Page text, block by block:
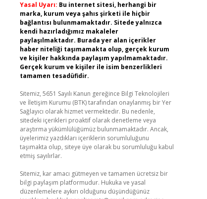
Yasal Uyarı: Bu internet sitesi, herhangi bir
marka, kurum veya şahıs şirketi ile hiçbir
bağlantısı bulunmamaktadır. Sitede yalnızca
kendi hazırladığımız makaleler
paylaşılmaktadır. Burada yer alan içerikler
haber niteliği taşımamakta olup, gerçek kurum
ve kişiler hakkında paylaşım yapılmamaktadır.
Gerçek kurum ve kişiler ile isim benzerlikleri
tamamen tesadüfidir.
Sitemiz, 5651 Sayılı Kanun gereğince Bilgi Teknolojileri
ve İletişim Kurumu (BTK) tarafından onaylanmış bir Yer
Sağlayıcı olarak hizmet vermektedir. Bu nedenle,
sitedeki içerikleri proaktif olarak denetleme veya
araştırma yükümlülüğümüz bulunmamaktadır. Ancak,
üyelerimiz yazdıkları içeriklerin sorumluluğunu
taşımakta olup, siteye üye olarak bu sorumluluğu kabul
etmiş sayılırlar.
Sitemiz, kar amacı gütmeyen ve tamamen ücretsiz bir
bilgi paylaşım platformudur. Hukuka ve yasal
düzenlemelere aykırı olduğunu düşündüğünüz